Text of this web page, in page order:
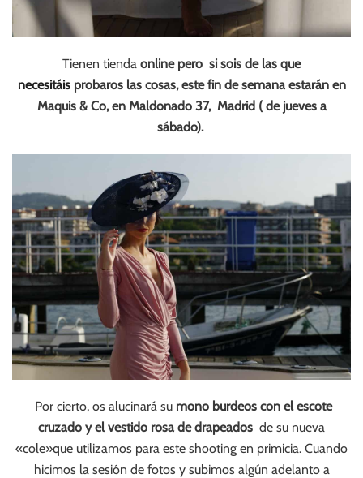
Tienen tienda online pero si sois de las que
necesitáisprobaros las cosas, este fin de semana estarán en
Maquis & Co, en Maldonado 37, Madrid ( de jueves a
sábado).
Por cierto, os alucinará su mono burdeos con el escote
cruzado y el vestido rosa de drapeados de su nueva
«cole»que utilizamos para este shooting en primicia. Cuando
hicimos la sesión de fotos y subimos algún adelanto a